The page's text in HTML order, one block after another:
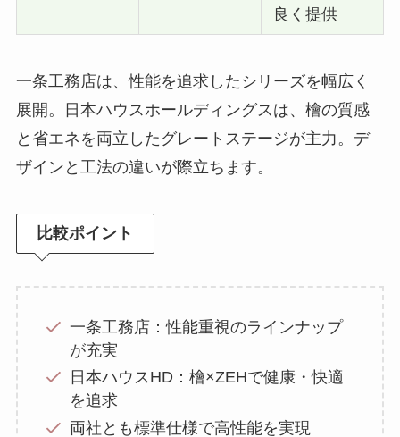
良く提供
一条工務店は、性能を追求したシリーズを幅広く
展開。日本ハウスホールディングスは、檜の質感
と省エネを両立したグレートステージが主力。デ
ザインと工法の違いが際立ちます。
比較ポイント
一条工務店：性能重視のラインナップ
が充実
日本ハウスHD：檜×ZEHで健康・快適
を追求
両社とも標準仕様で高性能を実現